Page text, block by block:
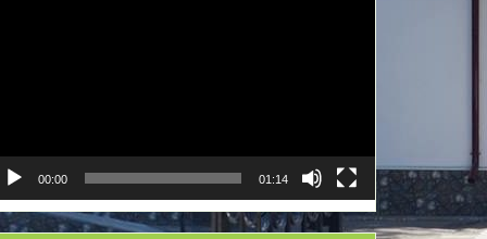
00:00 01:14